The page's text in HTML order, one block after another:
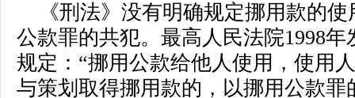
《刑法》没有明确规定挪用款的
公款罪的共犯。最高人民法院1998
规定：“挪用公款给他人使用，使用
与策划取得挪用款的，以挪用公款